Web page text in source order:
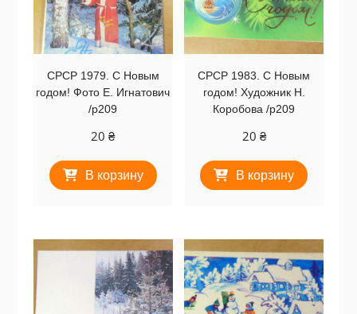
СРСР 1979. С Новым
годом! Фото Е. Игнатович
/р209
20₴
В корзину
СРСР 1983. С Новым
годом! Художник Н.
Коробова /р209
20 ₴
В корзину